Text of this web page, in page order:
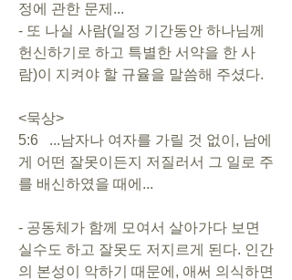
정에 관한 문제...
- 또 나실 사람(일정 기간동안 하나님께
헌신하기로 하고 특별한 서약을 한 사
람)이 지켜야 할 규율을 말씀해 주셨다.
<묵상>
5:6   ...남자나 여자를 가릴 것 없이, 남에
게 어떤 잘못이든지 저질러서 그 일로 주
를 배신하였을 때에...
- 공동체가 함께 모여서 살아가다 보면
실수도 하고 잘못도 저지르게 된다. 인간
의 본성이 악하기 때문에, 애써 의식하면